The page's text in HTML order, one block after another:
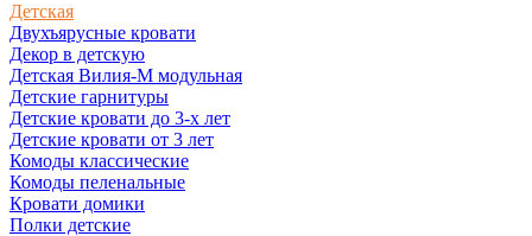
Детская
Двухъярусные кровати
Декор в детскую
Детская Вилия-М модульная
Детские гарнитуры
Детские кровати до 3-х лет
Детские кровати от 3 лет
Комоды классические
Комоды пеленальные
Кровати домики
Полки детские